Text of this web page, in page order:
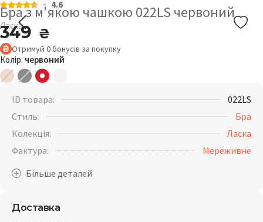
4.6
Бра з м'якою чашкою 022LS червоний
Ласка
349 ₴
Отримуй 0бонусів за покупку
Колір: червоний
ID товара:
022LS
Стиль:
Бра
Колекція:
Ласка
Фактура:
Мереживне
Доставка